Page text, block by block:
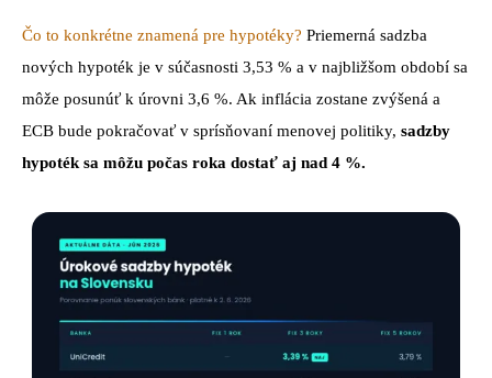
Čo to konkrétne znamená pre hypotéky? Priemerná sadzba
nových hypoték je v súčasnosti 3,53 % a v najbližšom období sa
môže posunúť k úrovni 3,6 %. Ak inflácia zostane zvýšená a
ECB bude pokračovať v sprísňovaní menovej politiky, sadzby
hypoték sa môžu počas roka dostať aj nad 4 %.